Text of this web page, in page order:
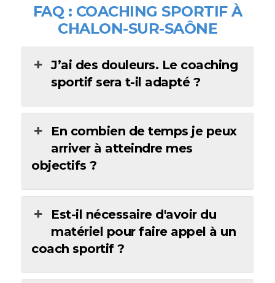
FAQ : COACHING SPORTIF À
CHALON-SUR-SAÔNE
J’ai des douleurs. Le coaching
sportif sera t-il adapté ?
En combien de temps je peux
arriver à atteindre mes
objectifs ?
Est-il nécessaire d'avoir du
matériel pour faire appel à un
coach sportif ?